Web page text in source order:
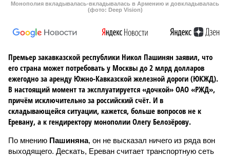
Монополия вкладывалась-вкладывалась в Армению и довкладывалась
(фото: Deep Vision)
Премьер закавказской республики Никол Пашинян заявил, что
его страна может потребовать у Москвы до 2 млрд долларов
ежегодно за аренду Южно-Кавказской железной дороги (ЮКЖД).
В настоящий момент та эксплуатируется «дочкой» ОАО «РЖД»,
причём исключительно за российский счёт. И в
складывающейся ситуации, кажется, больше вопросов не к
Еревану, а к гендиректору монополии Олегу Белозёрову.
По мнению Пашиняна, он не высказал ничего из ряда вон
выходящего. Дескать, Ереван считает транспортную сеть